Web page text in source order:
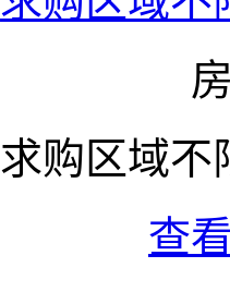
求购区域不
查